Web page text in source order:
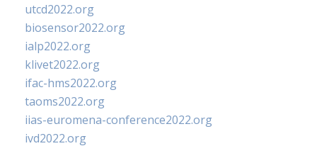
utcd2022.org
biosensor2022.org
ialp2022.org
klivet2022.org
ifac-hms2022.org
taoms2022.org
iias-euromena-conference2022.org
ivd2022.org